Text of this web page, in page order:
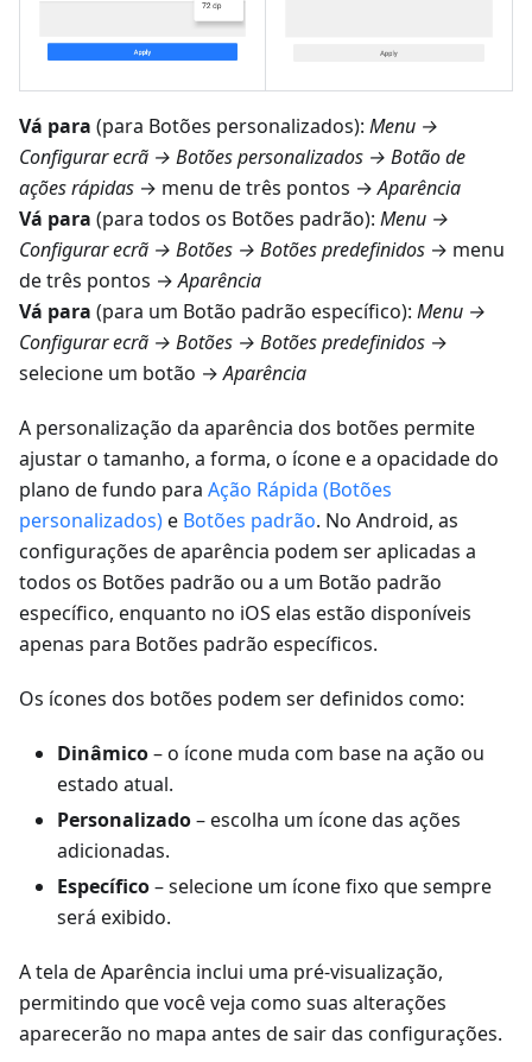
Vá para (para Botões personalizados): Menu →
Configurar ecrã → Botões personalizados → Botão de
ações rápidas → menu de três pontos →Aparência
Vá para (para todos os Botões padrão): Menu →
Configurar ecrã → Botões → Botões predefinidos → menu
de três pontos →Aparência
Vá para (para um Botão padrão específico): Menu →
Configurar ecrã → Botões → Botões predefinidos →
selecione um botão →Aparência
A personalização da aparência dos botões permite
ajustar o tamanho, a forma, o ícone e a opacidade do
plano de fundo para Ação Rápida (Botões
personalizados)e Botões padrão. No Android, as
configurações de aparência podem ser aplicadas a
todos os Botões padrão ou a um Botão padrão
específico, enquanto no iOS elas estão disponíveis
apenas para Botões padrão específicos.
Os ícones dos botões podem ser definidos como:
Dinâmico– o ícone muda com base na ação ou
estado atual.
Personalizado– escolha um ícone das ações
adicionadas.
Específico– selecione um ícone fixo que sempre
será exibido.
A tela de Aparência inclui uma pré-visualização,
permitindo que você veja como suas alterações
aparecerão no mapa antes de sair das configurações.